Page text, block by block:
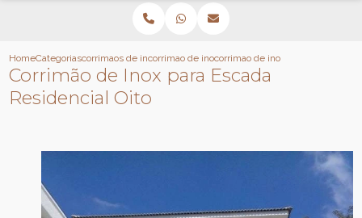
HomeCategoriascorrimaos de inoxcorrimao de inoxcorrimao de inox para escada
Corrimão de Inox para Escada
Residencial Oito